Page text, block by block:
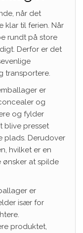
når det
klar til ferien. Når
rundt på store
Derfor er det
transportere.
er
og
og fylder
blive presset
plads. Derudover
hvilket er en
ønsker at spilde
er
især for
produktet,